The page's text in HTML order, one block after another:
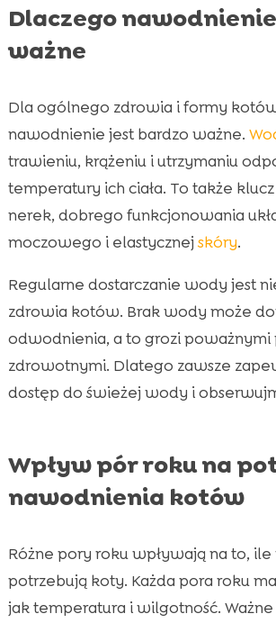
Dlaczego
ważne
Dla ogólnego zdrowia i formy
nawodnienie jest bardzo ważne.
trawieniu, krążeniu i utrzymaniu
temperatury ich ciała. To także
nerek, dobrego funkcjonowania
moczowego i elastycznej skóry.
Regularne dostarczanie wody jest
zdrowia kotów. Brak wody może
odwodnienia, a to grozi
zdrowotnymi. Dlatego zawsze
dostęp do świeżej wody i
Wpływ pór roku na
nawodnienia kotów
Różne pory roku wpływają na to,
potrzebują koty. Każda pora roku
jak temperatura i wilgotność. Ważne